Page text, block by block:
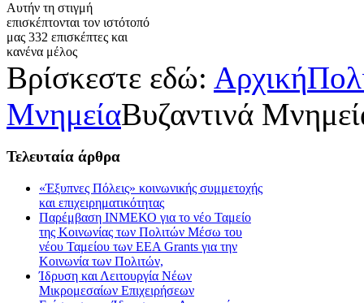
Αυτήν τη στιγμή
επισκέπτονται τον ιστότοπό
μας 332 επισκέπτες και
κανένα μέλος
Βρίσκεστε εδώ: Αρχική
ΜνημείαΒυζαντινά
Τελευταία άρθρα
«Έξυπνες Πόλεις» κοινωνικής συμμετοχής
και επιχειρηματικότητας
Παρέμβαση ΙΝΜΕΚΟ για το νέο Ταμείο
της Κοινωνίας των Πολιτών Μέσω του
νέου Ταμείου των ΕΕΑ Grants για την
Κοινωνία των Πολιτών,
Ίδρυση και Λειτουργία Νέων
Μικρομεσαίων Επιχειρήσεων